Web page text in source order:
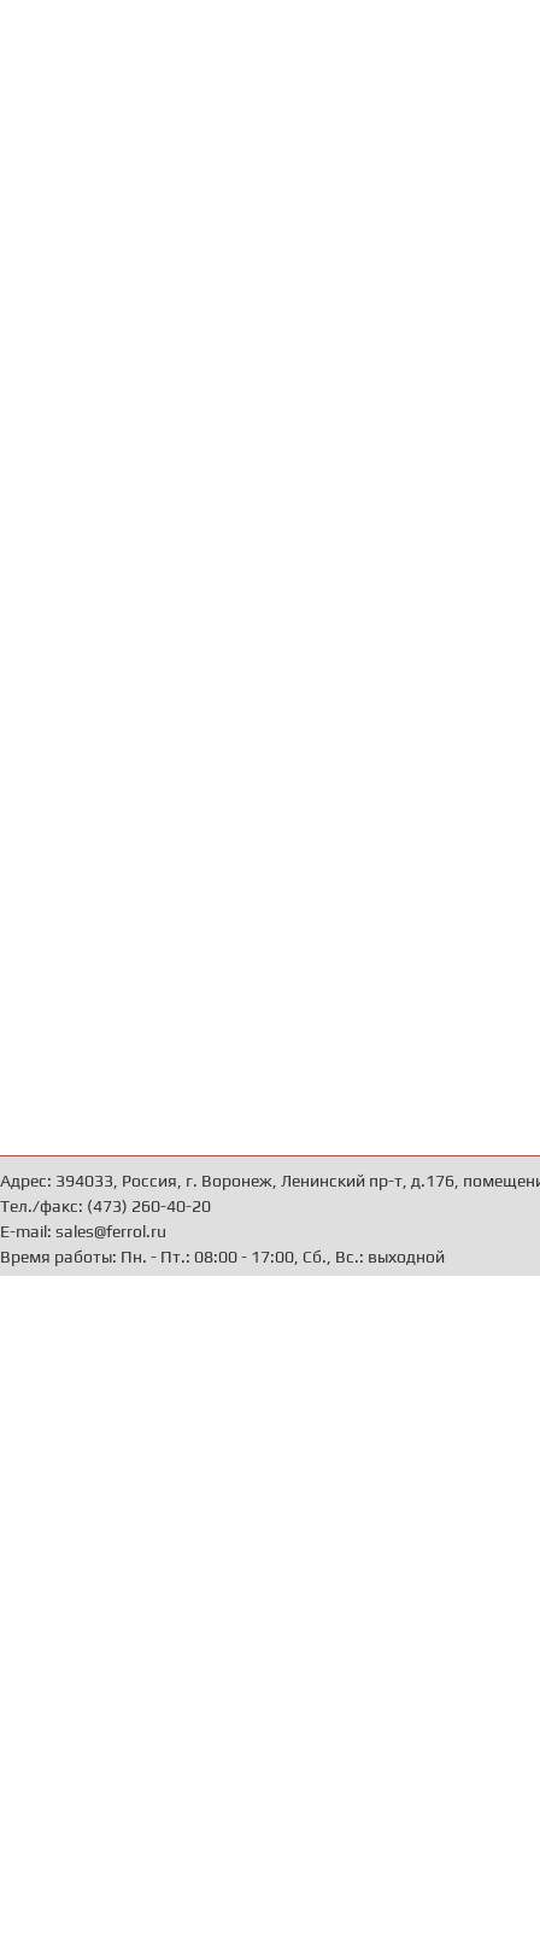
Адрес: 394033, Россия, г. Воронеж, Ленинский пр-т, д.176,
Тел./факс: (473) 260-40-20
E-mail: sales@ferrol.ru
Время работы: Пн. - Пт.: 08:00 - 17:00, Сб., Вс.: выходной